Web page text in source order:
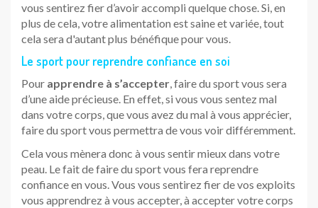
vous sentirez fier d’avoir accompli quelque chose. Si, en
plus de cela, votre alimentation est saine et variée, tout
cela sera d'autant plus bénéfique pour vous.
Le sport pour reprendre confiance en soi
Pour apprendre à s’accepter, faire du sport vous sera
d’une aide précieuse. En effet, si vous vous sentez mal
dans votre corps, que vous avez du mal à vous apprécier,
faire du sport vous permettra de vous voir différemment.
Cela vous mènera donc à vous sentir mieux dans votre
peau. Le fait de faire du sport vous fera reprendre
confiance en vous. Vous vous sentirez fier de vos exploits
vous apprendrez à vous accepter, à accepter votre corps